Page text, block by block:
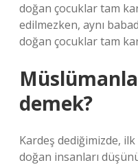
doğan çocuklar tam
edilmezken, aynı
doğan çocuklar tam
demek?
Kardeş dediğimizde,
doğan insanları